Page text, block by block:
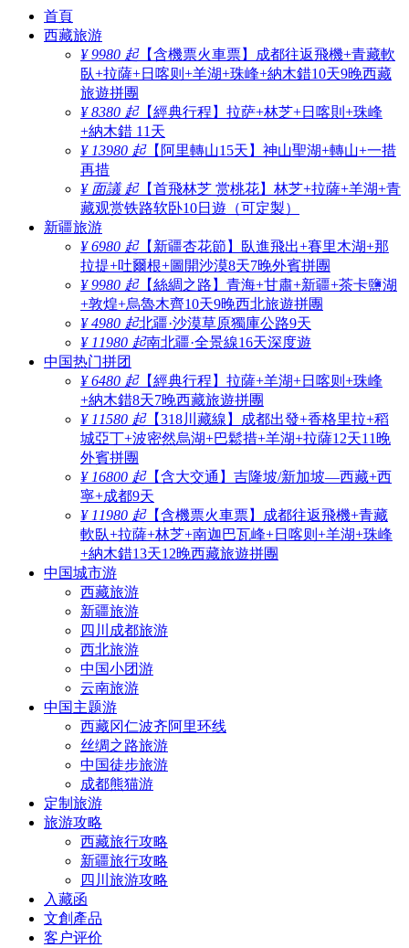
首頁
西藏旅游
¥ 9980 起【含機票火車票】成都往返飛機+青藏軟
臥+拉薩+日喀则+羊湖+珠峰+納木錯10天9晚西藏
旅遊拼團
¥ 8380 起【經典行程】拉萨+林芝+日喀則+珠峰
+納木錯 11天
¥ 13980 起【阿里轉山15天】神山聖湖+轉山+一措
再措
¥ 面議 起【首飛林芝 赏桃花】林芝+拉薩+羊湖+青
藏观赏铁路软卧10日遊（可定製）
新疆旅游
¥ 6980 起【新疆杏花節】臥進飛出+賽里木湖+那
拉提+吐爾根+圖開沙漠8天7晚外賓拼團
¥ 9980 起【絲綢之路】青海+甘肅+新疆+茶卡鹽湖
+敦煌+烏魯木齊10天9晚西北旅遊拼團
¥ 4980 起北疆·沙漠草原獨庫公路9天
¥ 11980 起南北疆·全景線16天深度遊
中国热门拼团
¥ 6480 起【經典行程】拉薩+羊湖+日喀则+珠峰
+納木錯8天7晚西藏旅遊拼團
¥ 11580 起【318川藏線】成都出發+香格里拉+稻
城亞丁+波密然烏湖+巴鬆措+羊湖+拉薩12天11晚
外賓拼團
¥ 16800 起【含大交通】吉隆坡/新加坡—西藏+西
寧+成都9天
¥ 11980 起【含機票火車票】成都往返飛機+青藏
軟臥+拉薩+林芝+南迦巴瓦峰+日喀则+羊湖+珠峰
+納木錯13天12晚西藏旅遊拼團
中国城市游
西藏旅游
新疆旅游
四川成都旅游
西北旅游
中国小团游
云南旅游
中国主题游
西藏冈仁波齐阿里环线
丝绸之路旅游
中国徒步旅游
成都熊猫游
定制旅游
旅游攻略
西藏旅行攻略
新疆旅行攻略
四川旅游攻略
入藏函
文創產品
客户评价